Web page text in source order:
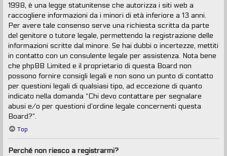
1998, è una legge statunitense che autorizza i siti web a
raccogliere informazioni da i minori di età inferiore a 13 anni.
Per avere tale consenso serve una richiesta scritta da parte
del genitore o tutore legale, permettendo la registrazione delle
informazioni scritte dal minore. Se hai dubbi o incertezze, mettiti
in contatto con un consulente legale per assistenza. Nota bene
che phpBB Limited e il proprietario di questa Board non
possono fornire consigli legali e non sono un punto di contatto
per questioni legali di qualsiasi tipo, ad eccezione di quanto
indicato nella domanda “Chi devo contattare per segnalare
abusi e/o per questioni d’ordine legale concernenti questa
Board?”.
Top
Perché non riesco a registrarmi?